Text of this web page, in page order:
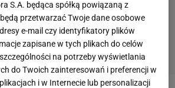
S.A. będąca spółką powiązaną z
przetwarzać Twoje dane osobowe
e-mail czy identyfikatory plików
zapisane w tych plikach do celów
na potrzeby wyświetlania
do Twoich zainteresowań i preferencji w
i w Internecie lub personalizacji